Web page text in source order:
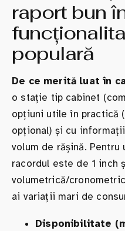
raport bun
populară
De ce merită luat în
o stație tip cabinet
opțiuni utile în practică
opțional) și cu
volum de rășină. Pentru
racordul este de 1 inch
volumetrică/
ai variații mari de
Disponibilitate